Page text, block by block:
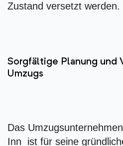
Zustand versetzt werden.
Sorgfältige Planung und
Umzugs
Das
Inn ist für seine